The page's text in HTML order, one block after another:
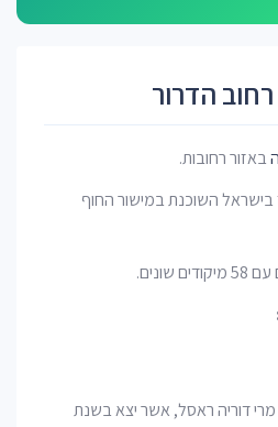
הדרור
באזור רחובות.
בישראל השוכנת במישור החוף
דוריה ראסל, אשר יצא בשנת